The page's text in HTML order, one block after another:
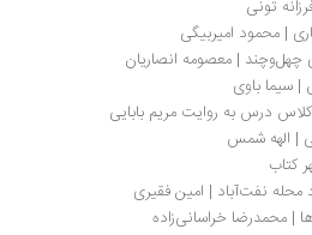
تونی
| معصومه انصاریان
سیما باوی
درس به روایت مریم بابایی
| الهه شمس
کتاب
محله نفت‌آباد | امین فقیری
| محمدرضا خراسانی‌زاده